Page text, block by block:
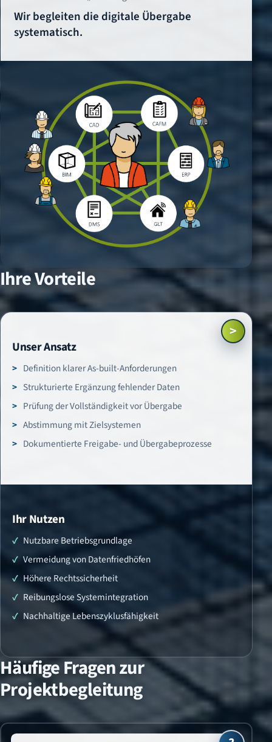
Wir begleiten die digitale Übergabe
systematisch.
Ihre Vorteile
Unser Ansatz
Definition klarer As-built-Anforderungen
Strukturierte Ergänzung fehlender Daten
Prüfung der Vollständigkeit vor Übergabe
Abstimmung mit Zielsystemen
Dokumentierte Freigabe- und Übergabeprozesse
>
Ihr Nutzen
Nutzbare Betriebsgrundlage
Vermeidung von Datenfriedhöfen
Höhere Rechtssicherheit
Reibungslose Systemintegration
Nachhaltige Lebenszyklusfähigkeit
Häufige Fragen zur
Projektbegleitung